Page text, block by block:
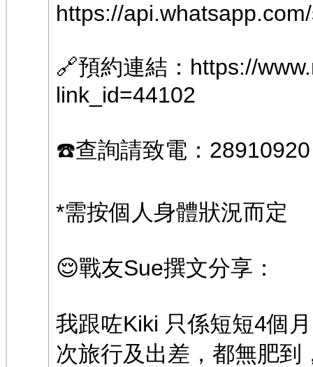
https://
🔗預約連結： https://
link_id=44102
☎️查詢請致電：28910920
*需按個人身體狀況而定
😌戰友Sue撰文分享：
我跟咗Kiki 只係短短4個
次旅行及出差，都無肥到